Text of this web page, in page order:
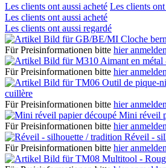
Les clients ont aussi acheté Les clients
Les clients ont aussi acheté
Les clients ont aussi regardé
Cloche
Für Preisinformationen bitte hier anmelden
Aimant en métal
Für Preisinformationen bitte hier anmelden
Outil de pique-
cuillère
Für Preisinformationen bitte hier anmelden
Mini réveil
Für Preisinformationen bitte hier anmelden
Réveil -
Für Preisinformationen bitte hier anmelden
Multitool -